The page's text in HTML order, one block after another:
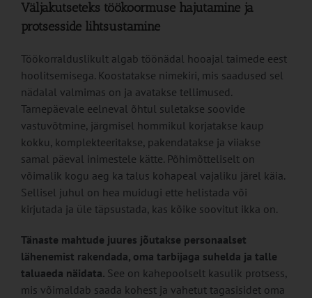
Väljakutseteks töökoormuse hajutamine ja
protsesside lihtsustamine
Töökorralduslikult algab töönädal hooajal taimede eest
hoolitsemisega. Koostatakse nimekiri, mis saadused sel
nädalal valmimas on ja avatakse tellimused.
Tarnepäevale eelneval õhtul suletakse soovide
vastuvõtmine, järgmisel hommikul korjatakse kaup
kokku, komplekteeritakse, pakendatakse ja viiakse
samal päeval inimestele kätte. Põhimõtteliselt on
võimalik kogu aeg ka talus kohapeal vajaliku järel käia.
Sellisel juhul on hea muidugi ette helistada või
kirjutada ja üle täpsustada, kas kõike soovitut ikka on.
Tänaste mahtude juures jõutakse personaalset
lähenemist rakendada, oma tarbijaga suhelda ja talle
taluaeda näidata. See on kahepoolselt kasulik protsess,
mis võimaldab saada kohest ja vahetut tagasisidet oma